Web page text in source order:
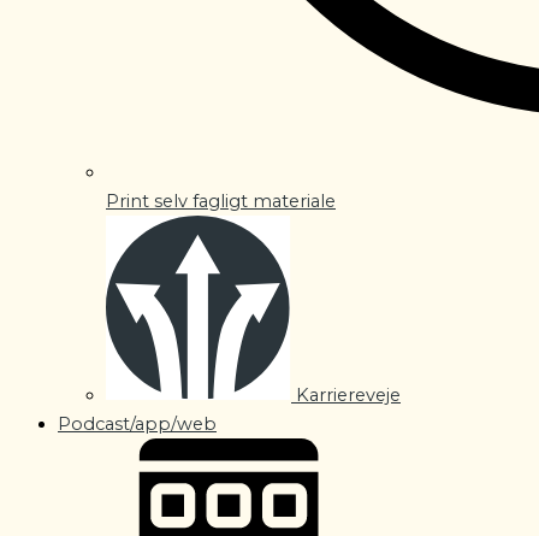
Print selv fagligt materiale
Karriereveje
Podcast/app/web